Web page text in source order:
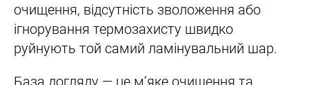
очищення, відсутність зволоження або
ігнорування термозахисту швидко
руйнують той самий ламінувальний шар.
База догляду — це м’яке очищення та